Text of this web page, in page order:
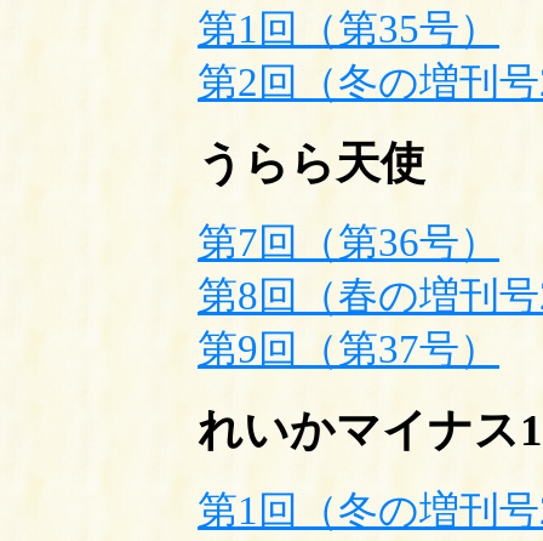
第1回（第35号）
第2回（冬の増刊
うらら天使
第7回（第36号）
第8回（春の増刊
第9回（第37号）
れいかマイナス
第1回（冬の増刊